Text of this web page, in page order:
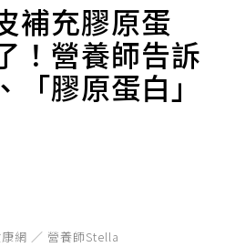
補充膠原蛋
！營養師告訴
膠原蛋白」
網 ／ 營養師Stella